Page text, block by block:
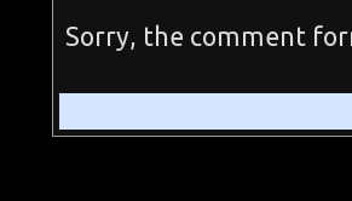
Sorry, the comment